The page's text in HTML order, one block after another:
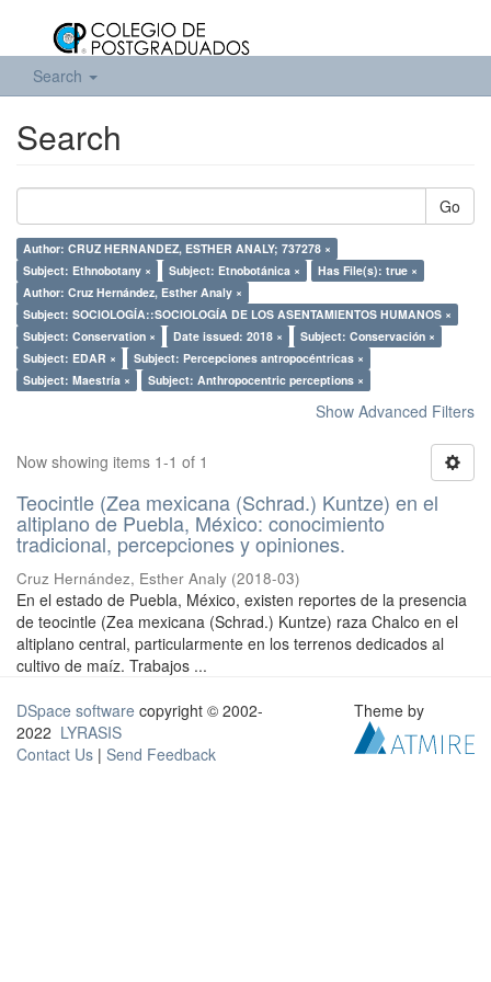
Search
Search
Go
Author: CRUZ HERNANDEZ, ESTHER ANALY; 737278 ×
Subject: Ethnobotany ×
Subject: Etnobotánica ×
Has File(s): true ×
Author: Cruz Hernández, Esther Analy ×
Subject: SOCIOLOGÍA::SOCIOLOGÍA DE LOS ASENTAMIENTOS HUMANOS ×
Subject: Conservation ×
Date issued: 2018 ×
Subject: Conservación ×
Subject: EDAR ×
Subject: Percepciones antropocéntricas ×
Subject: Maestría ×
Subject: Anthropocentric perceptions ×
Show Advanced Filters
Now showing items 1-1 of 1
Teocintle (Zea mexicana (Schrad.) Kuntze) en el
altiplano de Puebla, México: conocimiento
tradicional, percepciones y opiniones.
Cruz Hernández, Esther Analy (2018-03)
En el estado de Puebla, México, existen reportes de la presencia
de teocintle (Zea mexicana (Schrad.) Kuntze) raza Chalco en el
altiplano central, particularmente en los terrenos dedicados al
cultivo de maíz. Trabajos ...
DSpace software copyright © 2002-
2022 LYRASIS
Contact Us | Send Feedback
Theme by